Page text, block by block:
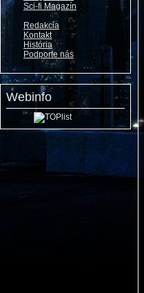
Sci-fi Magazín
Redakcia
Kontakt
História
Podporte nás
Webinfo